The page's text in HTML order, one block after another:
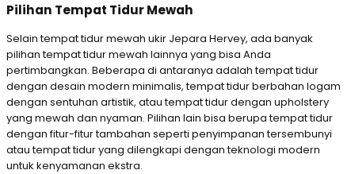
Pilihan Tempat Tidur Mewah
Selain tempat tidur mewah ukir Jepara Hervey, ada banyak
pilihan tempat tidur mewah lainnya yang bisa Anda
pertimbangkan. Beberapa di antaranya adalah tempat tidur
dengan desain modern minimalis, tempat tidur berbahan logam
dengan sentuhan artistik, atau tempat tidur dengan upholstery
yang mewah dan nyaman. Pilihan lain bisa berupa tempat tidur
dengan fitur-fitur tambahan seperti penyimpanan tersembunyi
atau tempat tidur yang dilengkapi dengan teknologi modern
untuk kenyamanan ekstra.